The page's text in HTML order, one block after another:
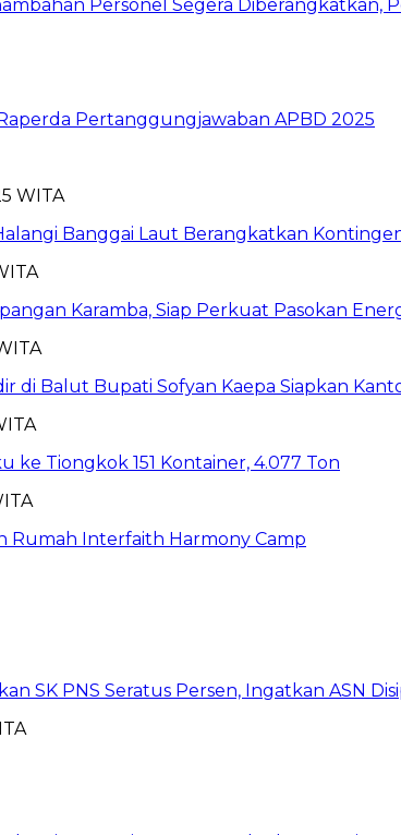
Personel Segera Diberangkatkan,
Pertanggungjawaban APBD 2025
WITA
Banggai Laut Berangkatkan
Karamba, Siap Perkuat Pasokan
di Balut Bupati Sofyan Kaepa Siapkan
ke Tiongkok 151 Kontainer, 4.077 Ton
Rumah Interfaith Harmony Camp
SK PNS Seratus Persen, Ingatkan ASN